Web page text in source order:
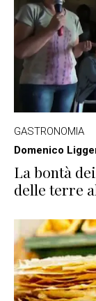
GASTRONOMIA
Domenico
La bontà
delle terre